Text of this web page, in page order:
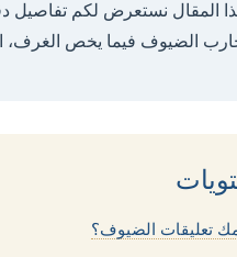
المقال نستعرض لكم تفاصيل
الضيوف فيما يخص الغرف،
تعليقات الضيوف؟